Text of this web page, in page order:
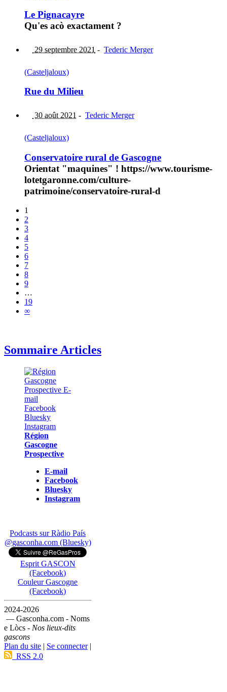
Le Pignacayre
Qu'es acò exactament ?
29 septembre 2021 - Tederic Merger
(Casteljaloux)
Rue du Milieu
30 août 2021 - Tederic Merger
(Casteljaloux)
Conservatoire rural de Gascogne
Orientat "maquines" ! https://www.tourisme-
lotetgaronne.com/culture-
patrimoine/conservatoire-rural-d
1
2
3
4
5
6
7
8
9
…
19
∞
Sommaire Articles
Région
Gascogne
Prospective
E-mail
Facebook
Bluesky
Instagram
Podcasts sur Ràdio País
@gasconha.com (Bluesky)
Esprit GASCON
(Facebook)
Couleur Gascogne
(Facebook)
2024-2026
— Gasconha.com - Noms
e Lòcs - Nos lieux-dits
gascons
Plan du site | Se connecter|
RSS 2.0